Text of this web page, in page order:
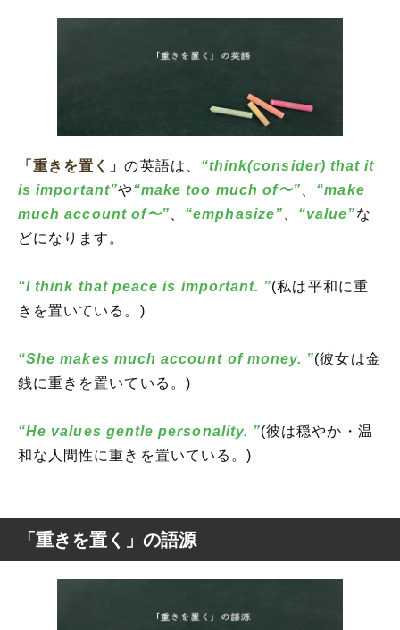
「重きを置く」の英語は、 “think(consider) that it
is important”や“make too much of〜”
“make
much account of〜”
“emphasize” “value”な
どになります。
“I think that peace is important. ”(私は平和に重
きを置いている。)
“She makes much account of money. ”(彼女は金
銭に重きを置いている。)
“He values gentle personality. ”(彼は穏やか・温
和な人間性に重きを置いている。)
「重きを置く」の語源